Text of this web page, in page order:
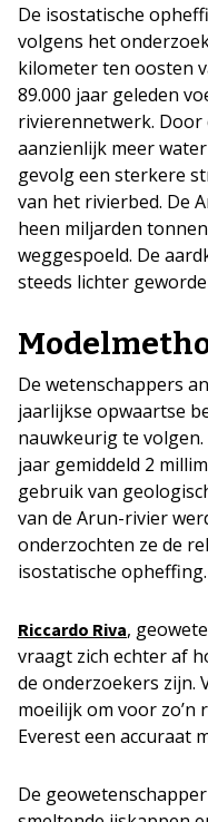
De isostatische
volgens het
kilometer ten oosten
89.000 jaar geleden
rivierennetwerk. Door
aanzienlijk meer
gevolg een sterkere
van het rivierbed. De
heen miljarden
weggespoeld. De
steeds lichter
De wetenschappers
jaarlijkse opwaartse
nauwkeurig te
jaar gemiddeld 2
gebruik van
van de Arun-rivier
onderzochten ze de
isostatische opheffing.
Riccardo Riva,
vraagt zich echter af
de onderzoekers zijn.
moeilijk om voor
Everest een accuraat
De